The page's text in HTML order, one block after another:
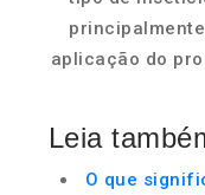
aplicação do
Leia
O que